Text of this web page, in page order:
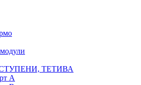
ТЕТИВА
А